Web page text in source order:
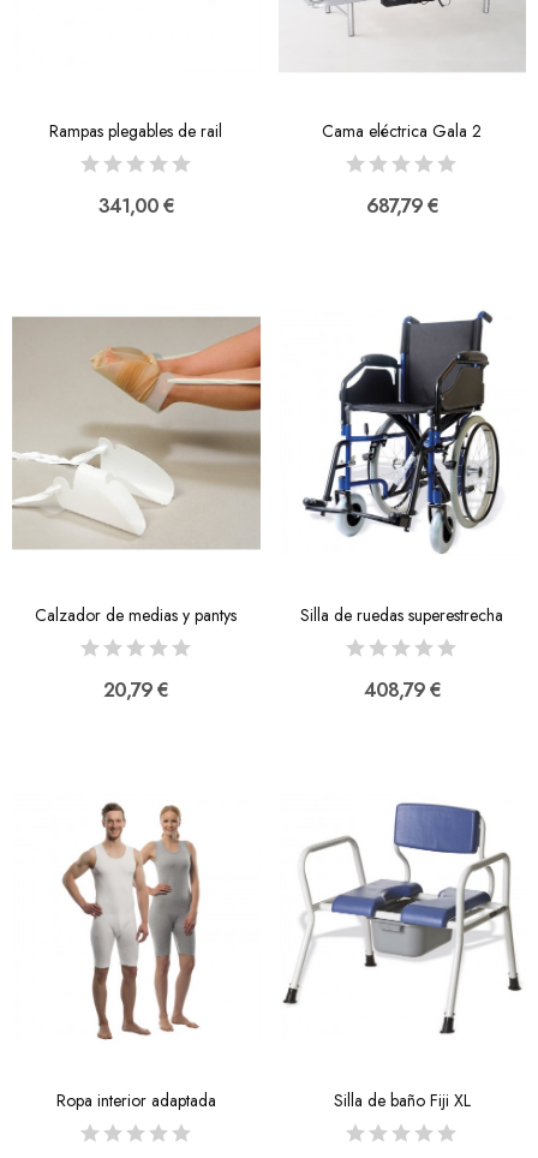
Rampas plegables de rail
341,00 €
Cama eléctrica Gala 2
687,79 €
Calzador de medias y pantys
20,79 €
Silla de ruedas superestrecha
408,79 €
Ropa interior adaptada Silla de baño Fiji XL